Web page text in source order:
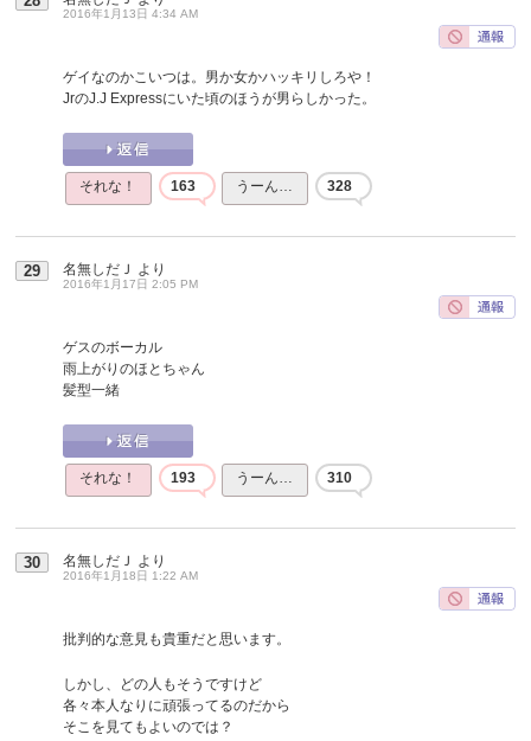
2016年1月13日 4:34 AM
ゲイなのかこいつは。男か女かハッキリしろや！
JrのJ.J Expressにいた頃のほうが男らしかった。
それな！ 163 うーん… 328
29 名無しだＪ より
2016年1月17日 2:05 PM
ゲスのボーカル
雨上がりのほとちゃん
髪型一緒
それな！ 193 うーん… 310
30 名無しだＪ より
2016年1月18日 1:22 AM
批判的な意見も貴重だと思います。
しかし、どの人もそうですけど
各々本人なりに頑張ってるのだから
そこを見てもよいのでは？